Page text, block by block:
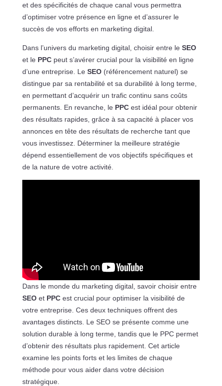
et des spécificités de chaque canal vous permettra
d’optimiser votre présence en ligne et d’assurer le
succès de vos efforts en marketing digital.
Dans l’univers du marketing digital, choisir entre le SEO
et le PPCpeut s’avérer crucial pour la visibilité en ligne
d’une entreprise. Le SEO(référencement naturel) se
distingue par sa rentabilité et sa durabilité à long terme,
en permettant d’acquérir un trafic continu sans coûts
permanents. En revanche, le PPCest idéal pour obtenir
des résultats rapides, grâce à sa capacité à placer vos
annonces en tête des résultats de recherche tant que
vous investissez. Déterminer la meilleure stratégie
dépend essentiellement de vos objectifs spécifiques et
de la nature de votre activité.
Dans le monde du marketing digital, savoir choisir entre
SEOet PPCest crucial pour optimiser la visibilité de
votre entreprise. Ces deux techniques offrent des
avantages distincts. Le SEO se présente comme une
solution durable à long terme, tandis que le PPC permet
d’obtenir des résultats plus rapidement. Cet article
examine les points forts et les limites de chaque
méthode pour vous aider dans votre décision
stratégique.